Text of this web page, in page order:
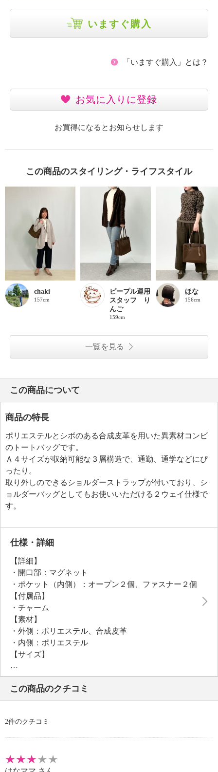
いますぐ購入
「いますぐ購入」とは？
お気に入りに登録
お買得になるとお知らせします
この商品のスタイリング・ライフスタイル
chaki
157cm
ピープル運用
スタッフ り
んご
159cm
ほな
156cm
一覧を見る
この商品について
商品の特長
ポリエステルとシボのある合成皮革を用いた異素材コンビ
のトートバッグです。
Ａ４サイズが収納可能な３層構造で、通勤、通学などにぴ
ったり。
取り外しのできるショルダーストラップが付いており、シ
ョルダーバッグとしてもお使いいただける２ウェイ仕様で
す。
仕様・詳細
【詳細】
・開口部：マグネット
・ポケット（内側）：オープン２個、ファスナー２個
【付属品】
・チャーム
【素材】
・外側：ポリエステル、合成皮革
・内側：ポリエステル
【サイズ】
・約縦２６ｃｍ×最大横３３ｃｍ×マチ１４ｃｍ
・Ａ４サイズ：可
【重さ】
・約７５０ｇ
・個体差あり
【原産国（地）】
この商品のクチコミ
2件のクチコミ